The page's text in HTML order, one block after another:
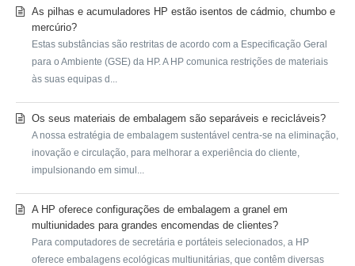
As pilhas e acumuladores HP estão isentos de cádmio, chumbo e
mercúrio?
Estas substâncias são restritas de acordo com a Especificação Geral
para o Ambiente (GSE) da HP. A HP comunica restrições de materiais
às suas equipas d...
Os seus materiais de embalagem são separáveis e recicláveis?
A nossa estratégia de embalagem sustentável centra-se na eliminação,
inovação e circulação, para melhorar a experiência do cliente,
impulsionando em simul...
A HP oferece configurações de embalagem a granel em
multiunidades para grandes encomendas de clientes?
Para computadores de secretária e portáteis selecionados, a HP
oferece embalagens ecológicas multiunitárias, que contêm diversas